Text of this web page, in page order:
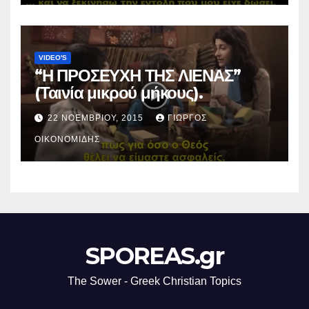
VIDEO'S
“Η ΠΡΟΣΕΥΧΗ ΤΗΣ ΛΙΕΝΑΣ”
(Ταινία μικρού μήκους).
22 ΝΟΕΜΒΡΊΟΥ, 2015 ΓΙΏΡΓΟΣ
ΟΙΚΟΝΟΜΊΔΗΣ
SPOREAS.gr
The Sower - Greek Christian Topics